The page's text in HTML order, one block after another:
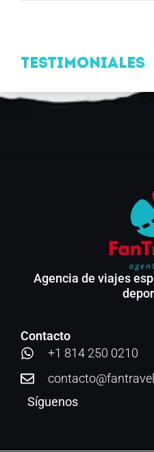
Testimoniales
Agencia de viajes
Contacto
+1 814 250 0210
Síguenos